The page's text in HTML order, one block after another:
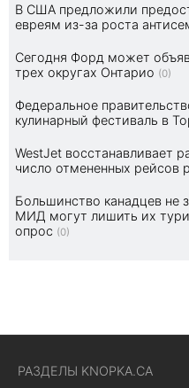
В США предложили
евреям из-за роста
Сегодня Форд может
трех округах Онтарио (0)
Федеральное
кулинарный фестиваль в
WestJet восстанавливает
число отмененных рейсов
Большинство канадцев не
МИД могут лишить их
опрос (0)
РАЗДЕЛЫ KNOPKA.CA